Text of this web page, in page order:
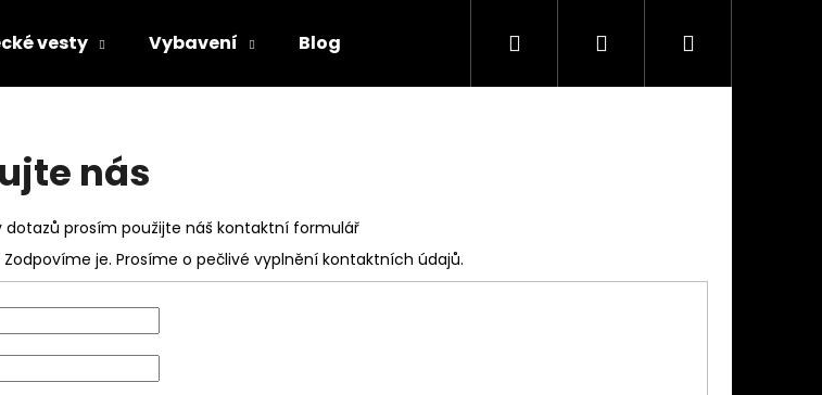
vesty Vybavení Blog Hledat PřihlášeníNákupní
nás
dotazů prosím použijte náš kontaktní formulář
je. Prosíme o pečlivé vyplnění kontaktních údajů.